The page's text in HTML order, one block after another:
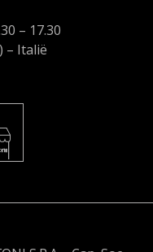
– 17.30
– Italië